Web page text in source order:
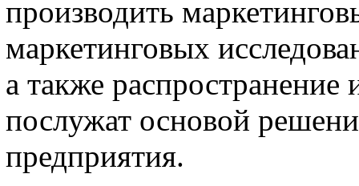
производить
маркетинговых
а также
послужат основой
предприятия.